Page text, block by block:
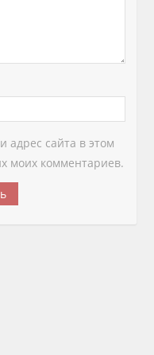
адрес сайта в этом
моих комментариев.